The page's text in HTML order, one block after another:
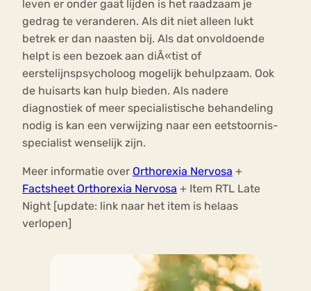
leven er onder gaat lijden is het raadzaam je
gedrag te veranderen. Als dit niet alleen lukt
betrek er dan naasten bij. Als dat onvoldoende
helpt is een bezoek aan diÃ«tist of
eerstelijnspsycholoog mogelijk behulpzaam. Ook
de huisarts kan hulp bieden. Als nadere
diagnostiek of meer specialistische behandeling
nodig is kan een verwijzing naar een eetstoornis-
specialist wenselijk zijn.
Meer informatie over Orthorexia Nervosa +
Factsheet Orthorexia Nervosa + Item RTL Late
Night [update: link naar het item is helaas
verlopen]